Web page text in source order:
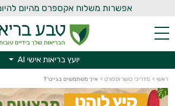
אפשרות משלוח אקספרס מהיום
יועץ בריאות אישי AI
ראשי > מדריכי כושר וספורט > איך משתמשים בגיינר?